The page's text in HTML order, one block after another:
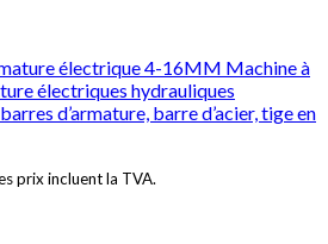
électrique 4-16MM Machine à
électriques hydrauliques
d’armature, barre d’acier, tige en
prix incluent la TVA.